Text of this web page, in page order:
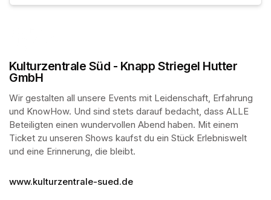
Kulturzentrale Süd - Knapp Striegel Hutter
GmbH
Wir gestalten all unsere Events mit Leidenschaft, Erfahrung
und KnowHow. Und sind stets darauf bedacht, dass ALLE
Beteiligten einen wundervollen Abend haben. Mit einem
Ticket zu unseren Shows kaufst du ein Stück Erlebniswelt
und eine Erinnerung, die bleibt.
www.kulturzentrale-sued.de